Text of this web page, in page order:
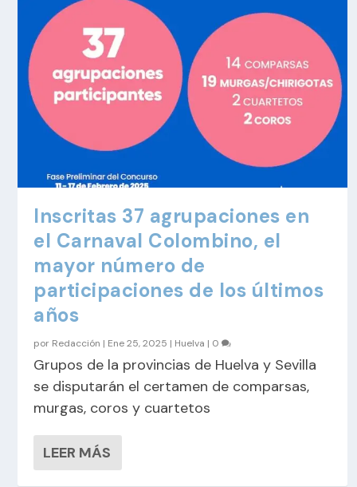
Inscritas 37 agrupaciones en
el Carnaval Colombino, el
mayor número de
participaciones de los últimos
años
por Redacción | Ene 25, 2025 | Huelva | 0
Grupos de la provincias de Huelva y Sevilla
se disputarán el certamen de comparsas,
murgas, coros y cuartetos
LEER MÁS